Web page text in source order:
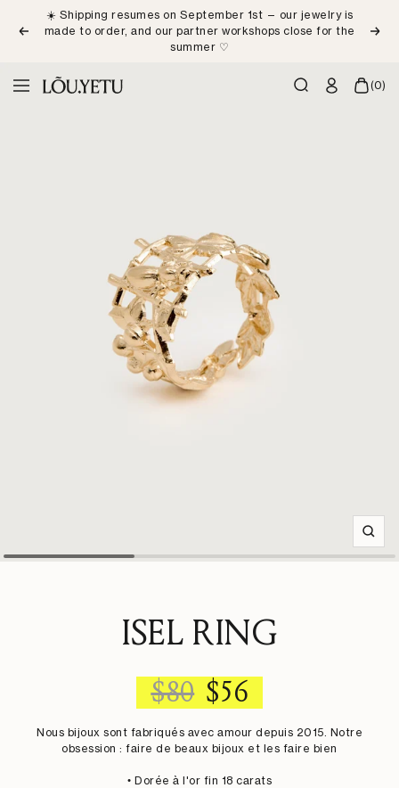
contentPrevious
☀️ Shipping resumes on September 1st — our jewelry is
made to order, and our partner workshops close for the
summer ♡
Next
NavigationLÕU.YETU
(0)
Zoom
ISEL RING
REGULAR
PRICE
$80 SALE
PRICE
$56
Nous bijoux sont fabriqués avec amour depuis 2015. Notre
obsession : faire de beaux bijoux et les faire bien
• Dorée à l'or fin 18 carats